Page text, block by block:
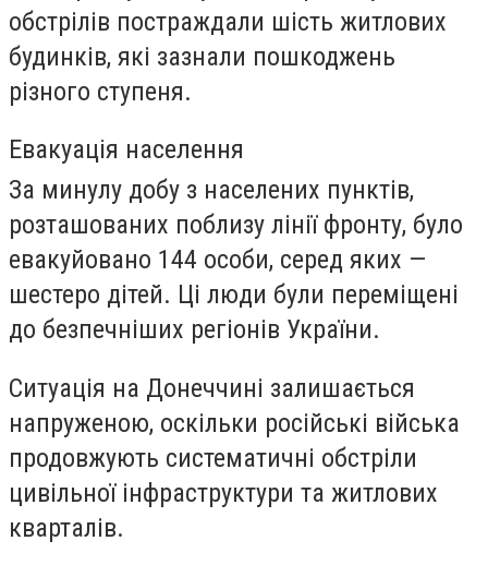
обстрілів постраждали шість житлових
будинків, які зазнали пошкоджень
різного ступеня.
Евакуація населення
За минулу добу з населених пунктів,
розташованих поблизу лінії фронту, було
евакуйовано 144 особи, серед яких —
шестеро дітей. Ці люди були переміщені
до безпечніших регіонів України.
Ситуація на Донеччині залишається
напруженою, оскільки російські війська
продовжують систематичні обстріли
цивільної інфраструктури та житлових
кварталів.